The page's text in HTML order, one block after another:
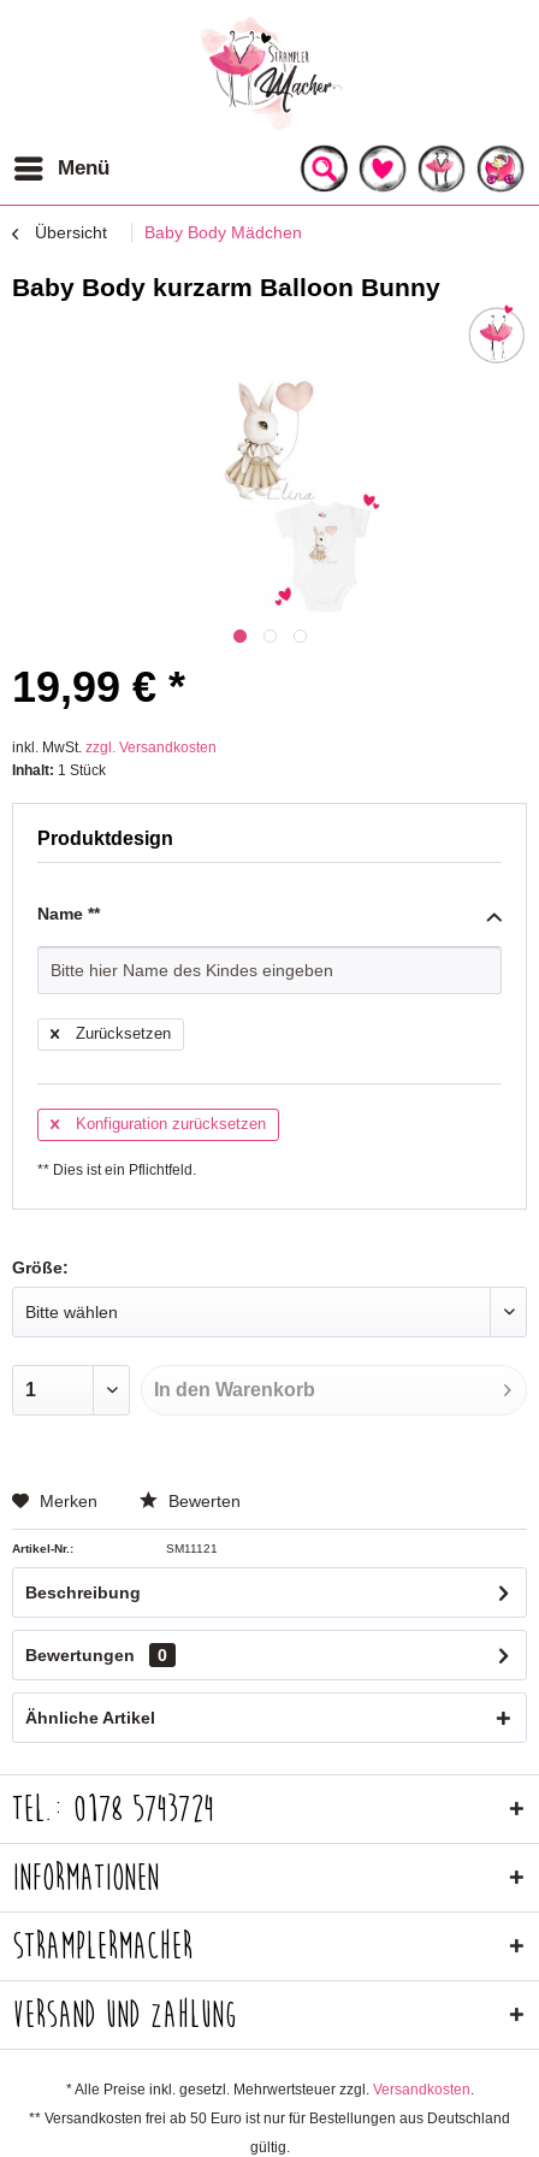
Menü
Übersicht Baby Body Mädchen
Baby Body kurzarm Balloon Bunny
19,99 € *
inkl. MwSt. zzgl. Versandkosten
Inhalt: 1 Stück
Produktdesign
Name **
Zurücksetzen
Konfiguration zurücksetzen
** Dies ist ein Pflichtfeld.
Größe:
In den Warenkorb
Merken Bewerten
Artikel-Nr.: SM11121
Beschreibung
Bewertungen 0
Ähnliche Artikel
Tel.: 0178 5743724
Informationen
Stramplermacher
Versand und Zahlung
* Alle Preise inkl. gesetzl. Mehrwertsteuer zzgl. Versandkosten.
** Versandkosten frei ab 50 Euro ist nur für Bestellungen aus Deutschland
gültig.